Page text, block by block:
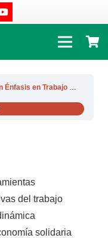
Curso Básico de Economía Solidaria con Énfasis en Trabajo Asociado
del trabajo
solidaria